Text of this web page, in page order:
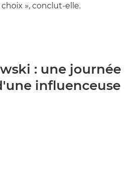
choix », conclut-elle.
: une journée
influenceuse